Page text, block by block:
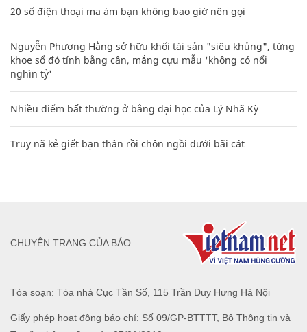
20 số điện thoại ma ám bạn không bao giờ nên gọi
Nguyễn Phương Hằng sở hữu khối tài sản "siêu khủng", từng
khoe sổ đỏ tính bằng cân, mắng cựu mẫu 'không có nổi
nghìn tỷ'
Nhiều điểm bất thường ở bằng đại học của Lý Nhã Kỳ
Truy nã kẻ giết bạn thân rồi chôn ngồi dưới bãi cát
Tòa soạn: Tòa nhà Cục Tần Số, 115 Trần Duy Hưng Hà Nội
Giấy phép hoạt động báo chí: Số 09/GP-BTTTT, Bộ Thông tin và
CHUYÊN TRANG CỦA BÁO